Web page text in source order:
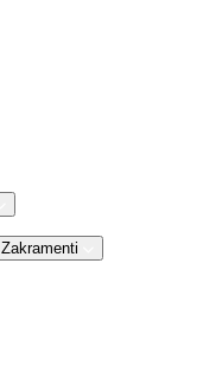
Zakramenti